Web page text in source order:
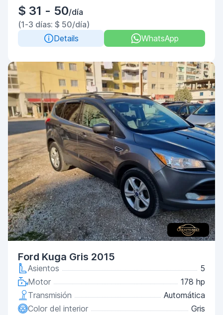
$ 31 - 50/día
(1-3 días: $ 50/día)
Details
WhatsApp
Ford Kuga Gris 2015
Asientos
5
Motor
178 hp
Transmisión
Automática
Color del interior
Gris